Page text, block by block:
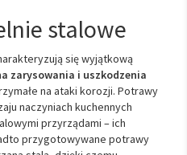
stalowe
się wyjątkową
zarysowania i uszkodzenia
na ataki korozji. Potrawy
naczyniach kuchennych
przyrządami – ich
przygotowywane potrawy